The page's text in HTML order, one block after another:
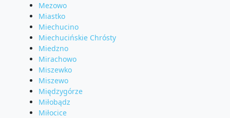
Mezowo
Miastko
Miechucino
Miechucińskie Chrósty
Miedzno
Mirachowo
Miszewko
Miszewo
Międzygórze
Miłobądz
Miłocice